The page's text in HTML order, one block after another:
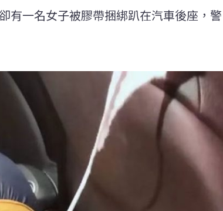
有一名女子被膠帶捆綁趴在汽車後座，警